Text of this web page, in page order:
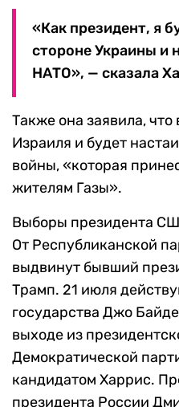
«Как президент, я
стороне Украины и
НАТО», — сказала
Также она заявила, что
Израиля и будет
войны, «которая
жителям Газы».
Выборы президента
От Республиканской
выдвинут бывший
Трамп. 21 июля
государства Джо
выходе из
Демократической
кандидатом Харрис.
президента России